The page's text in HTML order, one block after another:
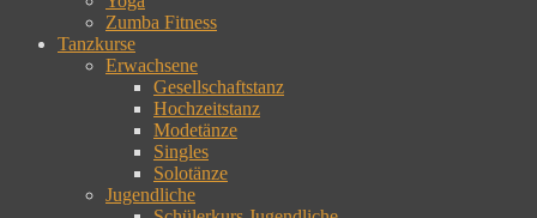
Zumba Fitness
Tanzkurse
Erwachsene
Gesellschaftstanz
Hochzeitstanz
Modetänze
Singles
Solotänze
Jugendliche